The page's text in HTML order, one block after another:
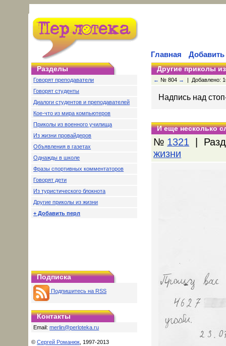
Главная
Разделы
Говорят преподаватели
Говорят студенты
Диалоги студентов и преподавателей
Кое-что из мира компьютеров
Приколы из военного училища
Из жизни провайдеров
Объявления в газетах
Однажды в школе
Фразы спортивных комментаторов
Говорят дети
Из туристического блокнота
Другие приколы из жизни
+ Добавить перл
Подписка
Подпишитесь на RSS
Контакты
Email:merlin@perloteka.ru
©Сергей Романюк , 1997-2013
Другие приколы
← № 804 → | Добавлено:
Надпись над
И еще несколько
№ 1321 |
жизни